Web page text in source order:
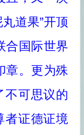
道果”开顶
合国际世界
章。更为殊
不可思议的
者证德证境